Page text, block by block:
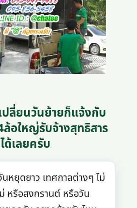
ปลี่ยนวันย้ายก็แจ้งกับ
อใหญ่รับจ้างสุทธิสาร
ได้เลยครับ
ยุดยาว เทศกาลต่างๆ ไม่
หรือสงกรานต์ หรือวัน